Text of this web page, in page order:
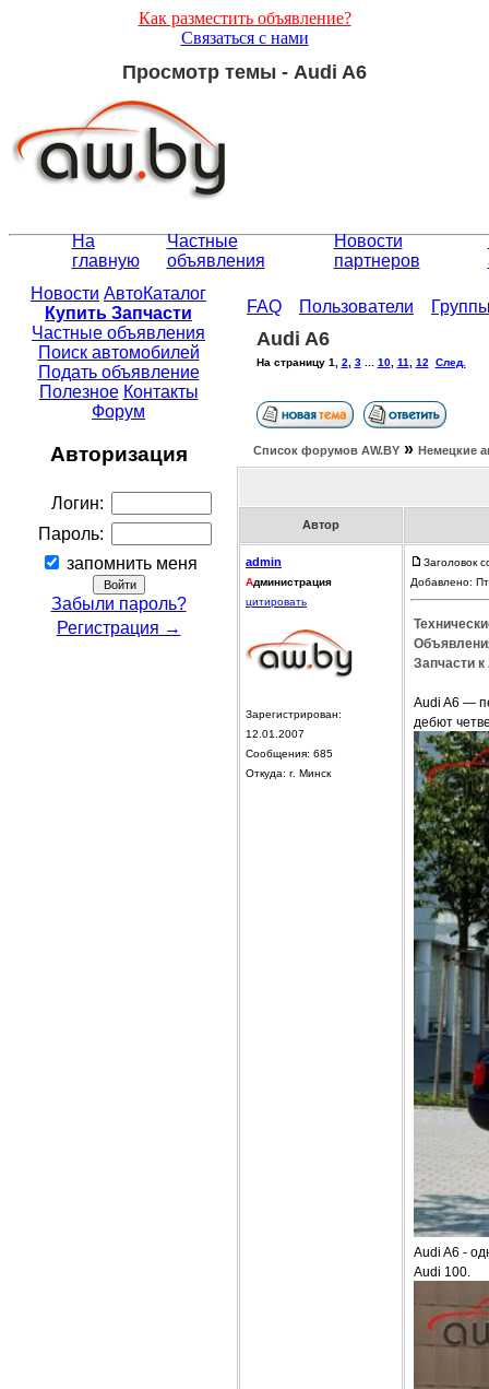
Как разместить объявление?
Связаться с нами
Просмотр темы - Audi A6
На
главную
Частные
объявления
Новости
партнеров
Новости АвтоКаталог
Купить Запчасти
Частные объявления
Поиск автомобилей
Подать объявление
Полезное Контакты
Форум
Авторизация
Логин:
Пароль:
запомнить меня
Забыли пароль?
Регистрация →
FAQ Пользователи
Audi A6
На страницу 1 2 3... 10, 11 12 След.
Список форумов АW.BY » Немецкие
Автор
admin
Администрация
цитировать
Зарегистрирован:
12.01.2007
Сообщения: 685
Откуда: г. Минск
Заголовок
Добавлено:
Запчасти к
Audi A6 —
дебют
Audi A6 -
Audi 100.